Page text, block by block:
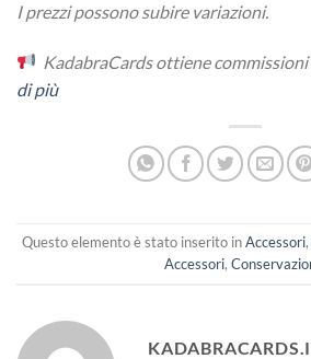
I prezzi possono subire variazioni.
KadabraCards ottiene
di più
Questo elemento è stato inserito inAccessori,
Accessori,